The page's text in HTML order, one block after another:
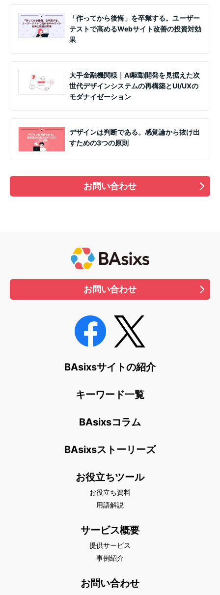
「作ってから後悔」を卒業する。ユーザー
テストで高めるWebサイト改善の投資対効
果
大手金融機関様｜AI駆動開発を見据えた次
世代デザインシステムの再構築とUI/UXの
モダナイゼーション
デザインは判断である。感覚論から抜け出
すための3つの原則
お問い合わせ
お問い合わせ
BAsixsサイトの紹介
キーワード一覧
BAsixsコラム
BAsixsストーリーズ
お役立ちツール
お役立ち資料
用語解説
サービス概要
提供サービス
事例紹介
お問い合わせ